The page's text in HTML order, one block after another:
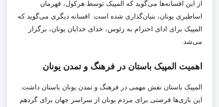
از این افسانه‌ها می‌گوید که المپیک توسط هرکول، قهرمان
اساطیری یونان، بنیان‌گذاری شده است. افسانه دیگری می‌گوید که
المپیک برای ادای احترام به زئوس، خدای خدایان یونان، برگزار
می‌شد.
اهمیت المپیک باستان در فرهنگ و تمدن یونان
المپیک باستان نقش مهمی در فرهنگ و تمدن یونان باستان داشت.
این بازی‌ها فرصتی برای مردم یونان از سراسر جهان برای گردهم